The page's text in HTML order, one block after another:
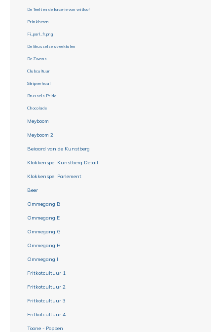
De Teelt en de forcerie van witloof
Prinkheren
Fi_parl_fr.png
De Brusselse streektalen
De Zwans
Clubcultuur
Stripverhaal
Brussels Pride
Chocolade
Meyboom
Meyboom 2
Beiaard van de Kunstberg
Klokkenspel Kunstberg Detail
Klokkenspel Parlement
Beer
Ommegang B
Ommegang E
Ommegang G
Ommegang H
Ommegang I
Fritkotcultuur 1
Fritkotcultuur 2
Fritkotcultuur 3
Fritkotcultuur 4
Toone - Poppen